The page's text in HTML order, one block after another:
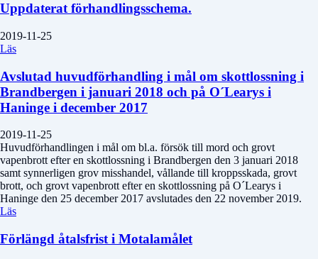
Uppdaterat förhandlingsschema.
2019-11-25
Läs
Avslutad huvudförhandling i mål om skottlossning i
Brandbergen i januari 2018 och på O´Learys i
Haninge i december 2017
2019-11-25
Huvudförhandlingen i mål om bl.a. försök till mord och grovt
vapenbrott efter en skottlossning i Brandbergen den 3 januari 2018
samt synnerligen grov misshandel, vållande till kroppsskada, grovt
brott, och grovt vapenbrott efter en skottlossning på O´Learys i
Haninge den 25 december 2017 avslutades den 22 november 2019.
Läs
Förlängd åtalsfrist i Motalamålet